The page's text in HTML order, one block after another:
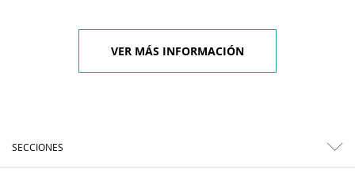
VER MÁS INFORMACIÓN
SECCIONES